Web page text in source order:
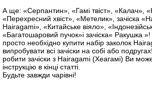
А ще: «Серпантин», «Гамі твіст», «Калач»,
«Перехресний хвіст», «Метелик», зачіска
Hairagami», «Китайське віяло»,
«Багатошаровий пучок»і зачіска« Ракушка »!
просто необхідно купити набір заколок
випробувати всі зачіски на собі або
робити зачіски з Hairagami (Хеагамі) Ви
інструкцію в кінці статті.
Будьте завжди чарівні!